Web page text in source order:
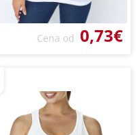
Cena od 0,73€